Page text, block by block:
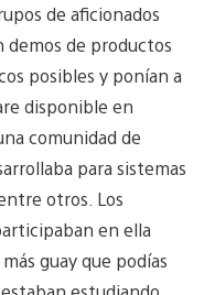
de aficionados
demos de productos
posibles y ponían a
disponible en
comunidad de
para sistemas
otros. Los
en ella
guay que podías